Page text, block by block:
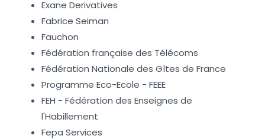
Exane Derivatives
Fabrice Seiman
Fauchon
Fédération française des Télécoms
Fédération Nationale des Gîtes de France
Programme Eco-Ecole - FEEE
FEH - Fédération des Enseignes de
l'Habillement
Fepa Services